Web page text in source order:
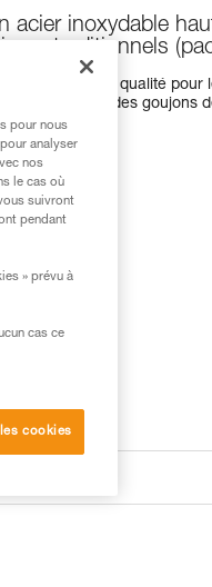
acier inoxydable
traditionnels
haute qualité pour
pour des goujons
pour nous
analyser
nos
le cas où
suivront
pendant
» prévu à
cas ce
cookies